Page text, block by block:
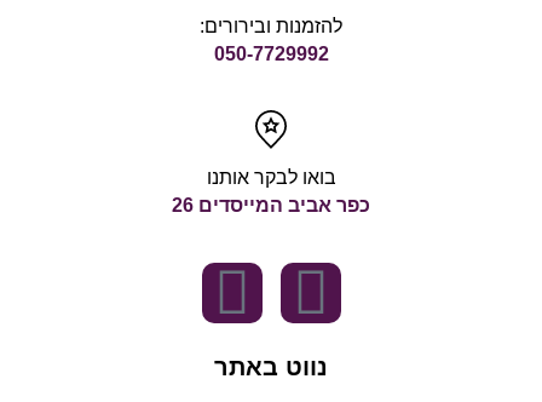
להזמנות ובירורים:
050-7729992
בואו לבקר אותנו
כפר אביב המייסדים 26
נווט באתר